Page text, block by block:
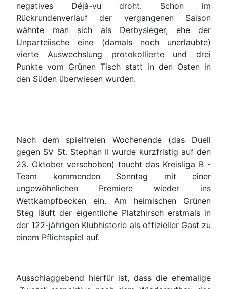
negatives Déjà-vu droht. Schon im
Rückrundenverlauf der vergangenen Saison
wähnte man sich als Derbysieger, ehe der
Unparteiische eine (damals noch unerlaubte)
vierte Auswechslung protokollierte und drei
Punkte vom Grünen Tisch statt in den Osten in
den Süden überwiesen wurden.
Nach dem spielfreien Wochenende (das Duell
gegen SV St. Stephan II wurde kurzfristig auf den
23. Oktober verschoben) taucht das Kreisliga B -
Team kommenden Sonntag mit einer
ungewöhnlichen Premiere wieder ins
Wettkampfbecken ein. Am heimischen Grünen
Steg läuft der eigentliche Platzhirsch erstmals in
der 122-jährigen Klubhistorie als offizieller Gast zu
einem Pflichtspiel auf.
Ausschlaggebend hierfür ist, dass die ehemalige